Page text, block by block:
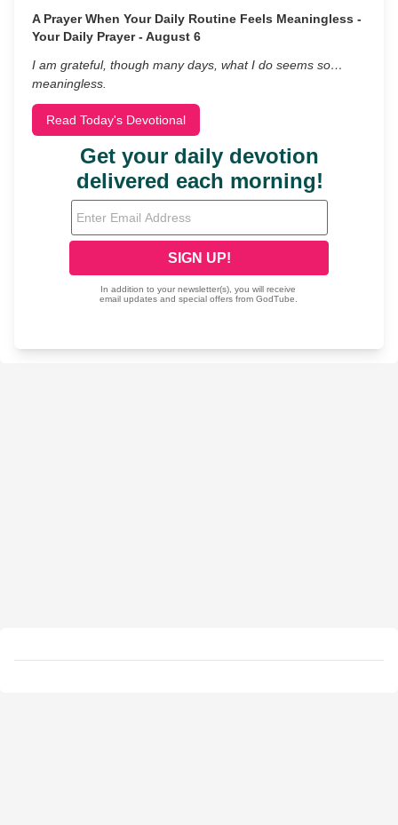
A Prayer When Your Daily Routine Feels Meaningless -
Your Daily Prayer - August 6
I am grateful, though many days, what I do seems so…
meaningless.
Read Today's Devotional